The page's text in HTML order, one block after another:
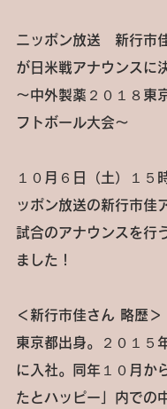
ニッポン放送　新行市
が日米戦アナウンスに
～中外製薬２０１８東
フトボール大会～
１０月６日（土）１５
ッポン放送の新行市佳
試合のアナウンスを行
ました！
＜新行市佳さん 略歴＞
東京都出身。２０１５
に入社。同年１０月か
たとハッピー」内での